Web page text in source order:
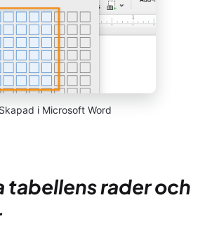
Skapad i Microsoft Word
tabellens rader och